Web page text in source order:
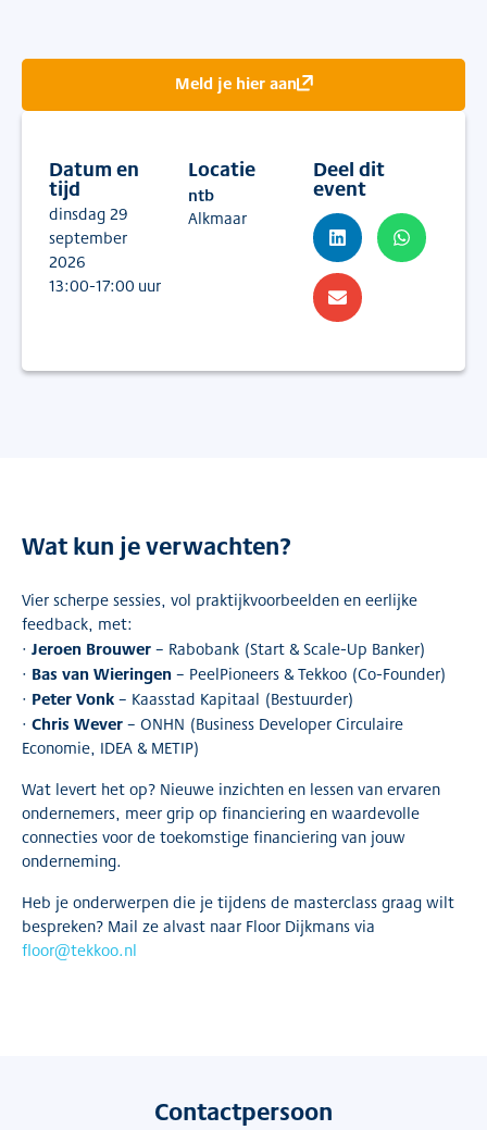
Meld je hier aan
Financiering
Datum en
tijd
dinsdag 29
september
2026
13:00-17:00 uur
Locatie
ntb
Alkmaar
Deel dit
event
Wat kun je verwachten?
Vier scherpe sessies, vol praktijkvoorbeelden en eerlijke
feedback, met:
· Jeroen Brouwer– Rabobank (Start & Scale-Up Banker)
· Bas van Wieringen– PeelPioneers & Tekkoo (Co-Founder)
· Peter Vonk– Kaasstad Kapitaal (Bestuurder)
· Chris Wever– ONHN (Business Developer Circulaire
Economie, IDEA & METIP)
Wat levert het op? Nieuwe inzichten en lessen van ervaren
ondernemers, meer grip op financiering en waardevolle
connecties voor de toekomstige financiering van jouw
onderneming.
Heb je onderwerpen die je tijdens de masterclass graag wilt
bespreken? Mail ze alvast naar Floor Dijkmans via
floor@tekkoo.nl
Contactpersoon